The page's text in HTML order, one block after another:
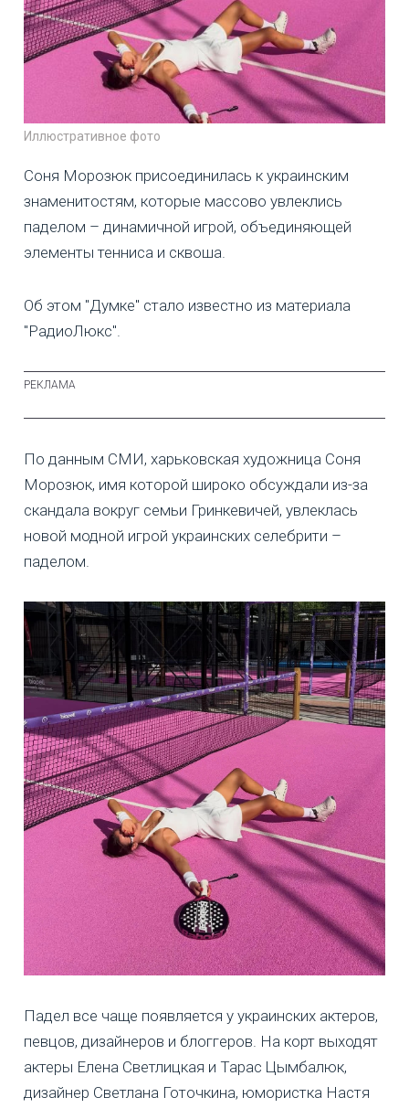
Иллюстративное фото
Соня Морозюк присоединилась к украинским
знаменитостям, которые массово увлеклись
паделом – динамичной игрой, объединяющей
элементы тенниса и сквоша.
Об этом "Думке" стало известно из материала
"РадиоЛюкс".
По данным СМИ, харьковская художница Соня
Морозюк, имя которой широко обсуждали из-за
скандала вокруг семьи Гринкевичей, увлеклась
новой модной игрой украинских селебрити –
паделом.
Падел все чаще появляется у украинских актеров,
певцов, дизайнеров и блоггеров. На корт выходят
актеры Елена Светлицкая и Тарас Цымбалюк,
дизайнер Светлана Готочкина, юмористка Настя